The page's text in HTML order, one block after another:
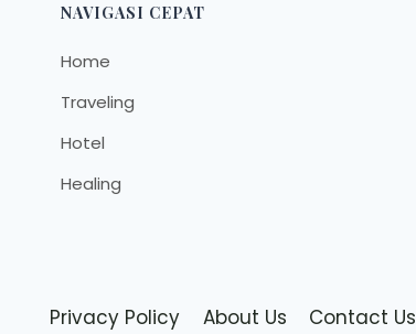
NAVIGASI CEPAT
Home
Traveling
Hotel
Healing
Privacy Policy About Us Contact Us